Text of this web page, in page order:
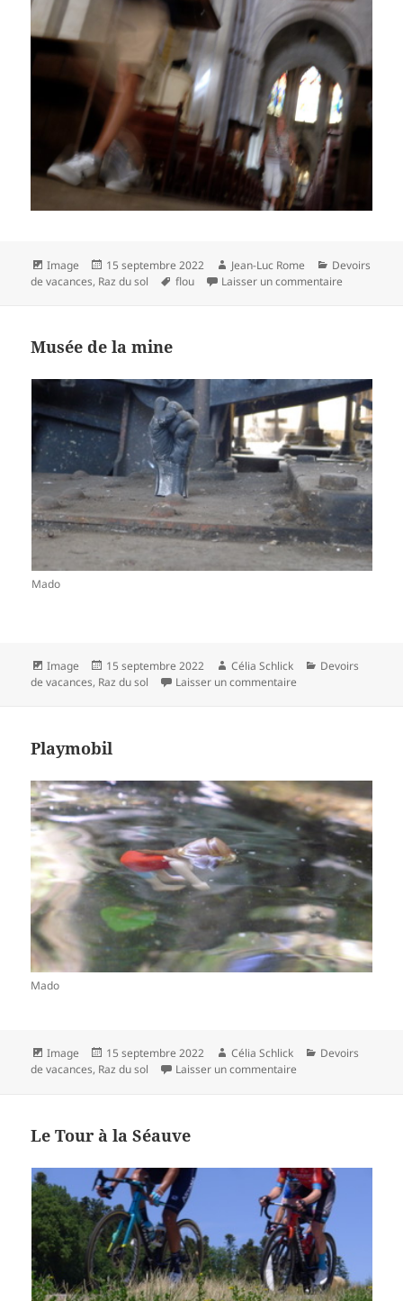
Format
Image
Publié
le
15 septembre 2022 Auteur
Jean-Luc Rome Catégories
Devoirs
de vacances, Raz du sol
Mots-
flou Laisser un commentaire
Musée de la mine
Mado
Format
Image
Publié
le
15 septembre 2022 Auteur
Célia Schlick Catégories
Devoirs
de vacances, Raz du sol Laisser un commentaire
Playmobil
Mado
Format
Image
Publié
le
15 septembre 2022 Auteur
Célia Schlick Catégories
Devoirs
de vacances, Raz du sol Laisser un commentaire
Le Tour à la Séauve